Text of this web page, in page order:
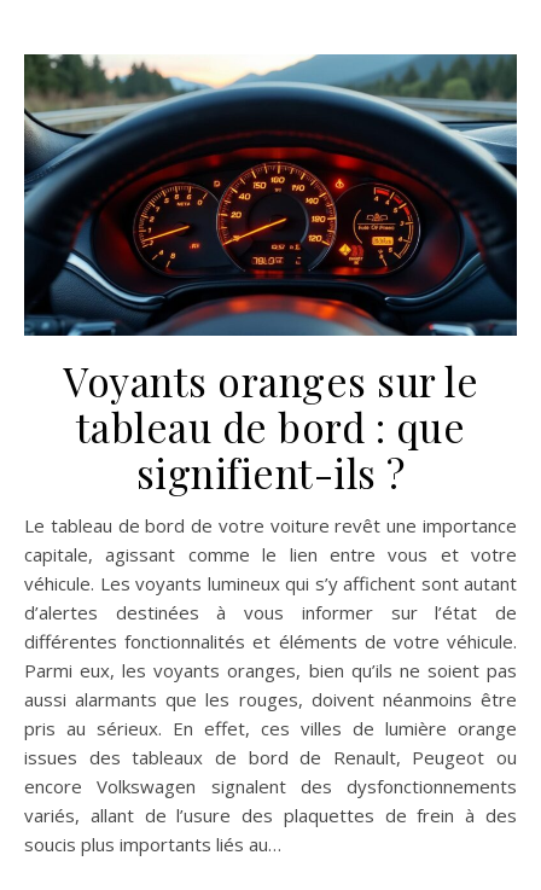
Voyants oranges sur le
tableau de bord : que
signifient-ils ?
Le tableau de bord de votre voiture revêt une importance
capitale, agissant comme le lien entre vous et votre
véhicule. Les voyants lumineux qui s’y affichent sont autant
d’alertes destinées à vous informer sur l’état de
différentes fonctionnalités et éléments de votre véhicule.
Parmi eux, les voyants oranges, bien qu’ils ne soient pas
aussi alarmants que les rouges, doivent néanmoins être
pris au sérieux. En effet, ces villes de lumière orange
issues des tableaux de bord de Renault, Peugeot ou
encore Volkswagen signalent des dysfonctionnements
variés, allant de l’usure des plaquettes de frein à des
soucis plus importants liés au…